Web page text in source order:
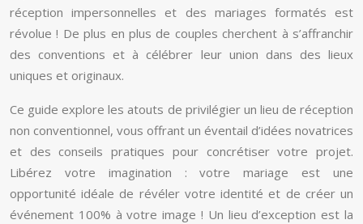
réception impersonnelles et des mariages formatés est
révolue ! De plus en plus de couples cherchent à s’affranchir
des conventions et à célébrer leur union dans des lieux
uniques et originaux.
Ce guide explore les atouts de privilégier un lieu de réception
non conventionnel, vous offrant un éventail d’idées novatrices
et des conseils pratiques pour concrétiser votre projet.
Libérez votre imagination : votre mariage est une
opportunité idéale de révéler votre identité et de créer un
événement 100% à votre image ! Un lieu d’exception est la